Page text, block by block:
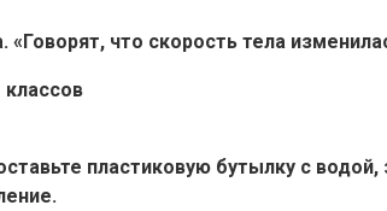
что скорость тела
пластиковую бутылку с